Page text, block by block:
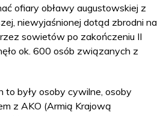
ofiary obławy augustowskiej z
niewyjaśnionej dotąd zbrodni na
sowietów po zakończeniu II
ok. 600 osób związanych z
to były osoby cywilne, osoby
z AKO (Armią Krajową